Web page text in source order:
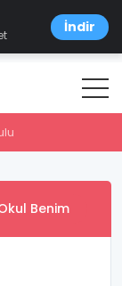
İndir
Benim